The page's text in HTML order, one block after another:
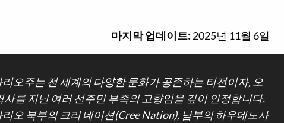
마지막 업데이트: 2025년 11월 6일
리오주는 전 세계의 다양한 문화가 공존하는 터전이자, 오
사를 지닌 여러 선주민 부족의 고향임을 깊이 인정합니다.
리오 북부의 크리 네이션(Cree Nation), 남부의 하우데노사